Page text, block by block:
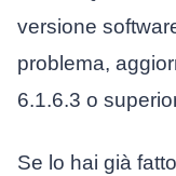
versione
problema,
6.1.6.3 o
Se lo hai già